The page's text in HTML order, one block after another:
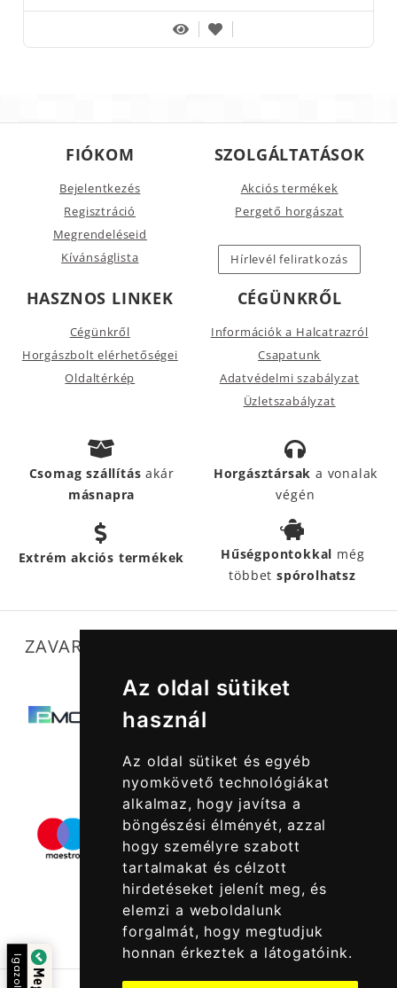
Az oldal sütiket
használ
Az oldal sütiket és egyéb
nyomkövető technológiákat
alkalmaz, hogy javítsa a
böngészési élményét, azzal
hogy személyre szabott
tartalmakat és célzott
hirdetéseket jelenít meg, és
elemzi a weboldalunk
forgalmát, hogy megtudjuk
honnan érkeztek a látogatóink.
FIÓKOM
Bejelentkezés
Regisztráció
Megrendeléseid
Kívánságlista
SZOLGÁLTATÁSOK
Akciós termékek
Pergető horgászat
Hírlevél feliratkozás
HASZNOS LINKEK
Cégünkről
Horgászbolt elérhetőségei
Oldaltérkép
CÉGÜNKRŐL
Információk a Halcatrazról
Csapatunk
Adatvédelmi szabályzat
Üzletszabályzat
Csomag szállításakár
másnapra
Horgásztársak a vonalak
végén
Extrém akciós termékek Hűségpontokkal még
többetspórolhatsz
ZAVARTALAN MŰKÖDÉSÜNKET SEGÍTIK